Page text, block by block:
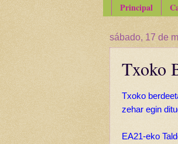
Principal
sábado, 17 de
Txoko
Txoko
zehar egin
EA21-eko